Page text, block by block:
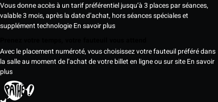
Vous donne accès à un tarif préférentiel jusqu’à 3 places par séances,
valable 3 mois, après la date d’achat, hors séances spéciales et
supplément technologieEn savoir plus
Avec le placement numéroté, vous choisissez votre fauteuil préféré dans
la salle au moment de l’achat de votre billet en ligne ou sur siteEn savoir
plus